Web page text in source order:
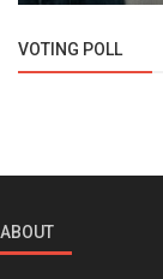
VOTING POLL
ABOUT